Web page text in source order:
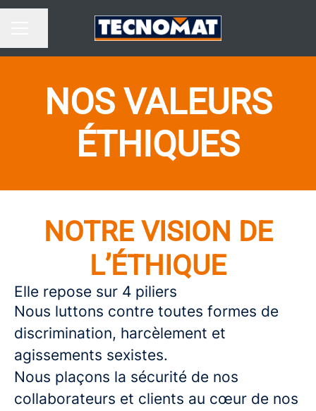
MENU CARRIÈRE
Partager la page
NOS VALEURS
ÉTHIQUES
NOTRE VISION DE
L’ÉTHIQUE
Elle repose sur 4 piliers
Nous luttons contre toutes formes de
discrimination, harcèlement et
agissements sexistes.
Nous plaçons la sécurité de nos
collaborateurs et clients au cœur de nos